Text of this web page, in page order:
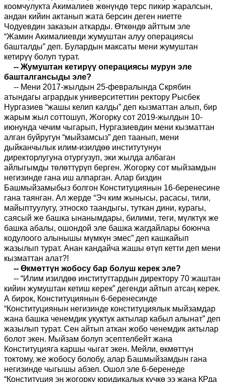
коомчулукта Акималиев жөнүндө терс пикир жаралсын,
андан кийин актанып жата берсин деген ниетте
Чодуевдин заказын аткарды. Өткөндө айттым эле
“Жамин Акималиевди жумуштан алуу операциясы
башталды” деп. Булардын максаты мени жумуштан
кетирүү болуп турат.
-- Жумуштан кетирүү операциясы мурун эле
башталгансыды эле?
-- Мени 2017-жылдын 25-февралында Скрябин
атындагы агрардык университеттин ректору Рысбек
Нургазиев “жашы келип калды” деп кызматтан алып, бир
жарым жыл соттошуп, Жогорку сот 2019-жылдын 10-
июнунда чечим чыгарып, Нургазиевдин мени кызматтан
алган буйругун “мыйзамсыз” деп таанып, мени
дыйканчылык илим-изилдөө институтунун
директорлугуна отургузуп, эки жылда албаган
айлыгымды төлөттүрүп берген. Жогорку сот мыйзамдын
негизинде гана иш алпарган. Алар биздин
Башмыйзамыбыз болгон Конституциянын 16-беренесине
гана таянган. Ал жерде “Эч ким жынысы, расасы, тили,
майыптуулугу, этноско таандыгы, туткан дини, курагы,
саясый же башка ынанымдары, билими, теги, мүлктүк же
башка абалы, ошондой эле башка жагдайлары боюнча
кодулоого алынышы мүмкүн эмес” деп кашкайып
жазылып турат. Анан кандайча жашы өтүп кетти деп мени
кызматтан алат?!
-- Өкмөттүн жобосу бар болуш керек эле?
-- “Илим изилдөө институттардын директору 70 жаштан
кийин жумуштан кетиш керек” дегенди айтып атсаң керек.
А бирок, Конституциянын 6-беренесинде
“Конституциянын негизинде конституциялык мыйзамдар
жана башка ченемдик укуктук актылар кабыл алынат” деп
жазылып турат. Сен айтып аткан жобо ченемдик актылар
болот экен. Мыйзам болуп эсептелбейт жана
Конституцияга каршы чыгат экен. Мейли, өкмөттүн
токтому, же жобосу болобу, алар Башмыйзамдын гана
негизинде чыгышы абзел. Ошол эле 6-беренеде
“Конституция эң жогорку юридикалык күчкө ээ жана КРда